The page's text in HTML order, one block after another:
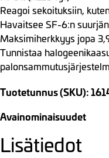
Reagoi sekoituksiin,
Havaitsee SF-6:n
Maksimiherkkyys jopa
Tunnistaa
Tuotetunnus (SKU):
Avainominaisuudet
Lisätiedot